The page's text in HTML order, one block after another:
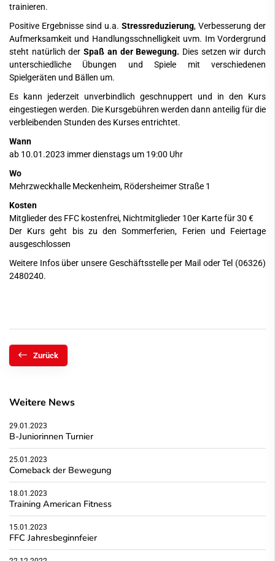
trainieren.
Positive Ergebnisse sind u.a. Stressreduzierung, Verbesserung der
Aufmerksamkeit und Handlungsschnelligkeit uvm. Im Vordergrund
steht natürlich derSpaß an der Bewegung. Dies setzen wir durch
unterschiedliche Übungen und Spiele mit verschiedenen
Spielgeräten und Bällen um.
Es kann jederzeit unverbindlich geschnuppert und in den Kurs
eingestiegen werden. Die Kursgebühren werden dann anteilig für die
verbleibenden Stunden des Kurses entrichtet.
Wann
ab 10.01.2023 immer dienstags um 19:00 Uhr
Wo
Mehrzweckhalle Meckenheim, Rödersheimer Straße 1
Kosten
Mitglieder des FFC kostenfrei, Nichtmitglieder 10er Karte für 30 €
Der Kurs geht bis zu den Sommerferien, Ferien und Feiertage
ausgeschlossen
Weitere Infos über unsere Geschäftsstelle per Mail oder Tel (06326)
2480240.
Zurück
Weitere News
29.01.2023
B-Juniorinnen Turnier
25.01.2023
Comeback der Bewegung
18.01.2023
Training American Fitness
15.01.2023
FFC Jahresbeginnfeier